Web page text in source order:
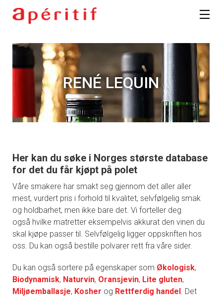
RENÉ LEQUIN
Her kan du søke i Norges største database
for det du får kjøpt på polet
Våre smakere har smakt seg gjennom det aller aller
mest, vurdert pris i forhold til kvalitet, selvfølgelig smak
og holdbarhet, men ikke bare det. Vi forteller deg
også hvilke matretter eksempelvis akkurat den vinen du
skal kjøpe passer til. Selvfølgelig ligger oppskriften hos
oss. Du kan også bestille polvarer rett fra våre sider.
Du kan også sortere på egenskaper som Økologisk,
Biodynamisk, Naturvin, Oransjevin, Lite gluten,
Miljøemballasje, Kosher og Rettferdig handel. Det